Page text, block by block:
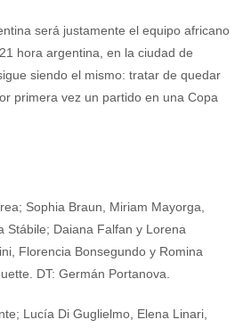
será justamente el equipo africano
hora argentina, en la ciudad de
siendo el mismo: tratar de quedar
primera vez un partido en una Copa
Sophia Braun, Miriam Mayorga,
Stábile; Daiana Falfan y Lorena
Florencia Bonsegundo y Romina
DT: Germán Portanova.
Lucía Di Guglielmo, Elena Linari,